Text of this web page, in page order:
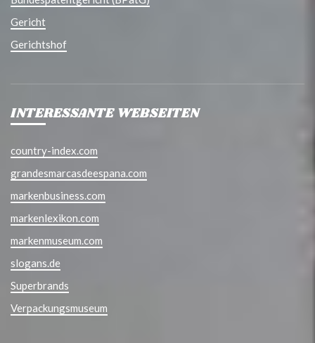
Gericht
Gerichtshof
INTERESSANTE WEBSEITEN
country-index.com
grandesmarcasdeespana.com
markenbusiness.com
markenlexikon.com
markenmuseum.com
slogans.de
Superbrands
Verpackungsmuseum